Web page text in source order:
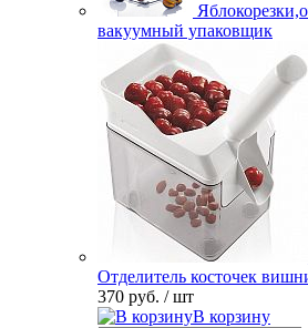
вакуумный упаковщик
Отделитель косточек
370 руб. / шт
В корзину